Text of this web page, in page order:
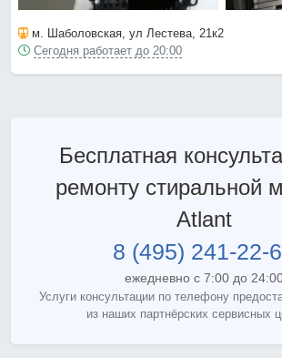
м. Шаболовская, ул Лестева, 21к2
Сегодня работает до 20:00
Бесплатная
ремонту стиральной
Atlant
8 (495) 241-22-
ежедневно с 7:00 до
Услуги консультации по телефону
из наших партнёрских сервисных